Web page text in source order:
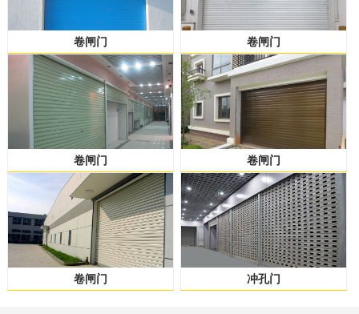
卷闸门 卷闸门
卷闸门 卷闸门
卷闸门 冲孔门